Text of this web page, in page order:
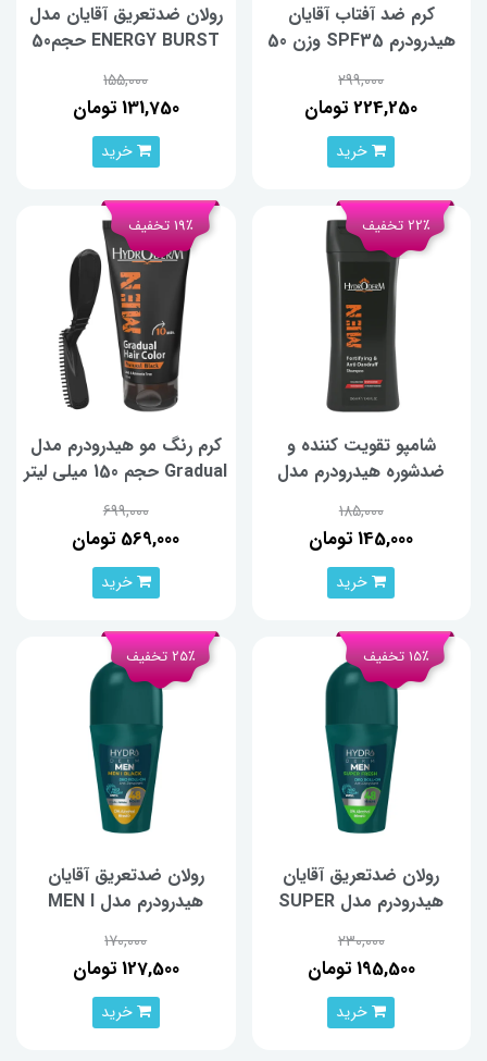
کرم ضد آفتاب آقایان
هیدرودرم SPF35 وزن 50
گرم
299,000
224,250 تومان
خرید
رولان ضدتعریق آقایان مدل
ENERGY BURST حجم50
میلی‌لیتر
155,000
131,750 تومان
خرید
شامپو تقویت کننده و
ضدشوره هیدرودرم مدل
لیتر
185,000
145,000 تومان
22٪ تخفیف
خرید
کرم رنگ مو هیدرودرم مدل
Gradual حجم 150 میلی لیتر
699,000
569,000 تومان
19٪ تخفیف
خرید
رولان ضدتعریق آقایان
هیدرودرم مدل SUPER
230,000
195,500 تومان
15٪ تخفیف
خرید
رولان ضدتعریق آقایان
هیدرودرم مدل MEN I
170,000
127,500 تومان
25٪ تخفیف
خرید